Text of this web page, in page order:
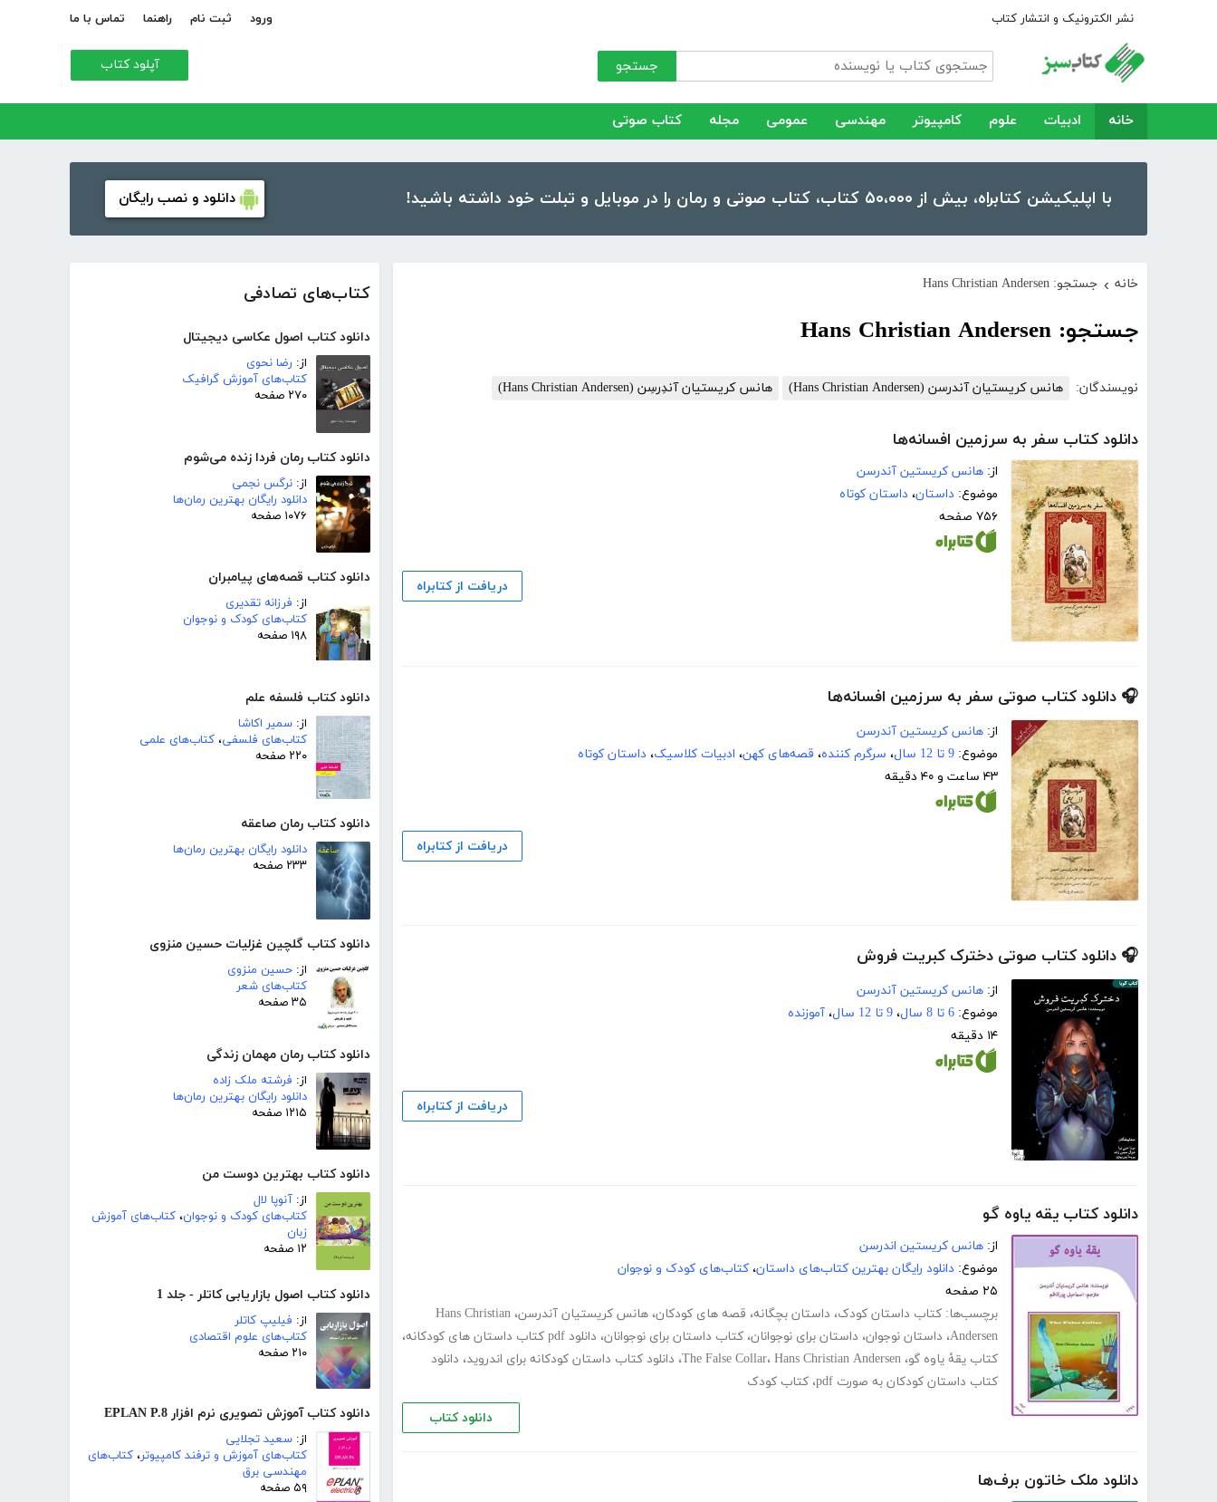
نشر الکترونیک و انتشار کتاب ورود ثبت نام راهنما تماس با ما
جستجو آپلود کتاب
خانه ادبیات علوم کامپیوتر مهندسی عمومی مجله کتاب صوتی
با اپلیکیشن کتابراه، بیش از ۵۰،۰۰۰ کتاب، کتاب صوتی و رمان را در موبایل و تبلت خود داشته باشید! دانلود و نصب رایگان
کتاب‌های تصادفی
دانلود کتاب اصول عکاسی دیجیتال
از: رضا نحوی
کتاب‌های آموزش گرافیک
۲۷۰ صفحه
دانلود کتاب رمان فردا زنده می‌شوم
از: نرگس نجمی
دانلود رایگان بهترین رمان‌ها
۱۰۷۶ صفحه
دانلود کتاب قصه‌های پیامبران
از: فرزانه تقدیری
کتاب‌های کودک و نوجوان
۱۹۸ صفحه
دانلود کتاب فلسفه علم
از: سمیر اکاشا
کتاب‌های فلسفی، کتاب‌های علمی
۲۲۰ صفحه
دانلود کتاب رمان صاعقه
دانلود رایگان بهترین رمان‌ها
۲۳۳ صفحه
دانلود کتاب گلچین غزلیات حسین منزوی
از: حسین منزوی
کتاب‌های شعر
۳۵ صفحه
دانلود کتاب رمان مهمان زندگی
از: فرشته ملک زاده
دانلود رایگان بهترین رمان‌ها
۱۲۱۵ صفحه
دانلود کتاب بهترین دوست من
از: آنوپا لال
کتاب‌های کودک و نوجوان، کتاب‌های آموزش
زبان
۱۲ صفحه
دانلود کتاب اصول بازاریابی کاتلر - جلد 1
از: فیلیپ کاتلر
کتاب‌های علوم اقتصادی
۲۱۰ صفحه
دانلود کتاب آموزش تصویری نرم افزار EPLAN P.8
از: سعید تجلایی
کتاب‌های آموزش و ترفند کامپیوتر، کتاب‌های
مهندسی برق
۵۹ صفحه
خانه › جستجو: Hans Christian Andersen
جستجو: Hans Christian Andersen
نویسندگان: هانس کریستیان آندرسن (Hans Christian Andersen) هانس کریستیان آندِرسِن (Hans Christian Andersen)
دانلود کتاب سفر به سرزمین افسانه‌ها
از: هانس کریستین آندرسن
موضوع: داستان، داستان کوتاه
۷۵۶ صفحه
دریافت از کتابراه
🎧 دانلود کتاب صوتی سفر به سرزمین افسانه‌ها
از: هانس کریستین آندرسن
موضوع: 9 تا 12 سال ، سرگرم کننده، قصه‌های کهن، ادبیات کلاسیک، داستان کوتاه
۴۳ ساعت و ۴۰ دقیقه
دریافت از کتابراه
🎧 دانلود کتاب صوتی دخترک کبریت فروش
از: هانس کریستین آندرسن
موضوع: 6 تا 8 سال ، 9 تا 12 سال ، آموزنده
۱۴ دقیقه
دریافت از کتابراه
دانلود کتاب یقه یاوه گو
از: هانس کریستین اندرسن
موضوع: دانلود رایگان بهترین کتاب‌های داستان، کتاب‌های کودک و نوجوان
۲۵ صفحه
برچسب‌ها: کتاب داستان کودک، داستان بچگانه، قصه های کودکان، هانس کریستیان آندرسن، Hans Christian
Andersen، داستان نوجوان، داستان برای نوجوانان، کتاب داستان برای نوجوانان، دانلود pdf کتاب داستان های کودکانه
،
کتاب یقۀ یاوه گو، The False Collar، Hans Christian Andersen ، دانلود کتاب داستان کودکانه برای اندروید، دانلود
کتاب داستان کودکان به صورت pdf
، کتاب کودک
دانلود کتاب
دانلود ملک خاتون برف‌ها